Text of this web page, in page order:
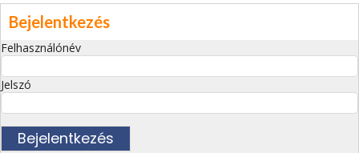
Bejelentkezés
Felhasználónév
Jelszó